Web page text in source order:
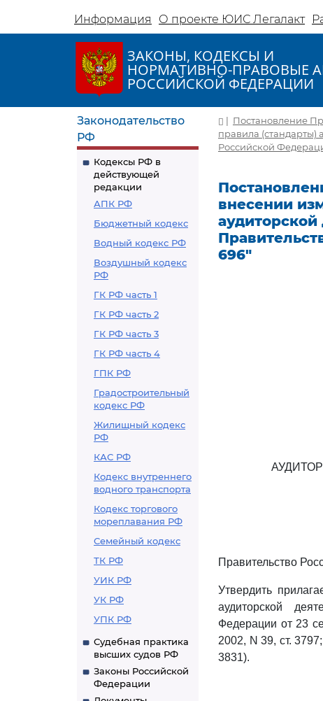
Информация О проекте ЮИС Легалакт
ЗАКОНЫ, КОДЕКСЫ И
НОРМАТИВНО-ПРАВОВЫЕ
РОССИЙСКОЙ ФЕДЕРАЦИИ
Законодательство
РФ
Кодексы РФ в
действующей
редакции
АПК РФ
Бюджетный кодекс
Водный кодекс РФ
Воздушный кодекс
РФ
ГК РФ часть 1
ГК РФ часть 2
ГК РФ часть 3
ГК РФ часть 4
ГПК РФ
Градостроительный
кодекс РФ
Жилищный кодекс
РФ
КАС РФ
Кодекс внутреннего
водного транспорта
Кодекс торгового
мореплавания РФ
Семейный кодекс
ТК РФ
УИК РФ
УК РФ
УПК РФ
Судебная практика
высших судов РФ
Законы Российской
Федерации
| Постановление
правила (стандарты)
Российской
внесении
696"
Правительство
Утвердить
аудиторской
Федерации от 23
2002, N 39, ст.
3831).